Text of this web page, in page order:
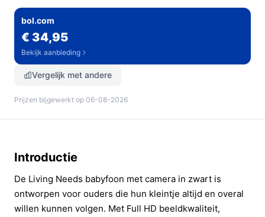
bol.com
€ 34,95
Bekijk aanbieding
Vergelijk met andere
Prijzen bijgewerkt op 06-08-2026
Introductie
De Living Needs babyfoon met camera in zwart is
ontworpen voor ouders die hun kleintje altijd en overal
willen kunnen volgen. Met Full HD beeldkwaliteit,